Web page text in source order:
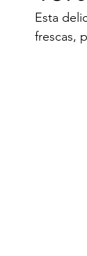
Mermeladas
Esta
frescas,